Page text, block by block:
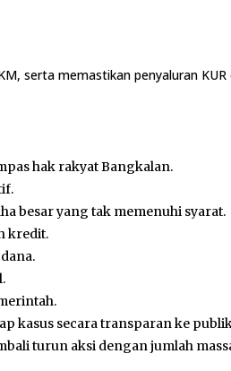
serta memastikan penyaluran
hak rakyat Bangkalan.
besar yang tak memenuhi syarat.
kredit.
kasus secara transparan ke
turun aksi dengan jumlah